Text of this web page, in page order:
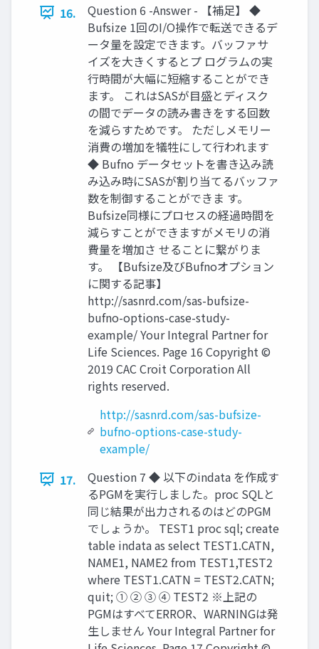
16.
Question 6 -Answer - 【補足】 ◆
Bufsize 1回のI/O操作で転送できるデ
ータ量を設定できます。バッファサ
イズを大きくするとプ ログラムの実
行時間が大幅に短縮することができ
ます。 これはSASが目盛とディスク
の間でデータの読み書きをする回数
を減らすためです。 ただしメモリー
消費の増加を犠牲にして行われます
◆ Bufno データセットを書き込み読
み込み時にSASが割り当てるバッファ
数を制御することができま す。
Bufsize同様にプロセスの経過時間を
減らすことができますがメモリの消
費量を増加さ せることに繋がりま
す。 【Bufsize及びBufnoオプション
に関する記事】
http://sasnrd.com/sas-bufsize-
bufno-options-case-study-
example/ Your Integral Partner for
Life Sciences. Page 16 Copyright ©
2019 CAC Croit Corporation All
rights reserved.
http://sasnrd.com/sas-bufsize-
bufno-options-case-study-
example/
17.
Question 7 ◆ 以下のindata を作成す
るPGMを実行しました。proc SQLと
同じ結果が出力されるのはどのPGM
でしょうか。 TEST1 proc sql; create
table indata as select TEST1.CATN,
NAME1, NAME2 from TEST1,TEST2
where TEST1.CATN = TEST2.CATN;
quit; ① ② ③ ④ TEST2 ※上記の
PGMはすべてERROR、WARNINGは発
生しません Your Integral Partner for